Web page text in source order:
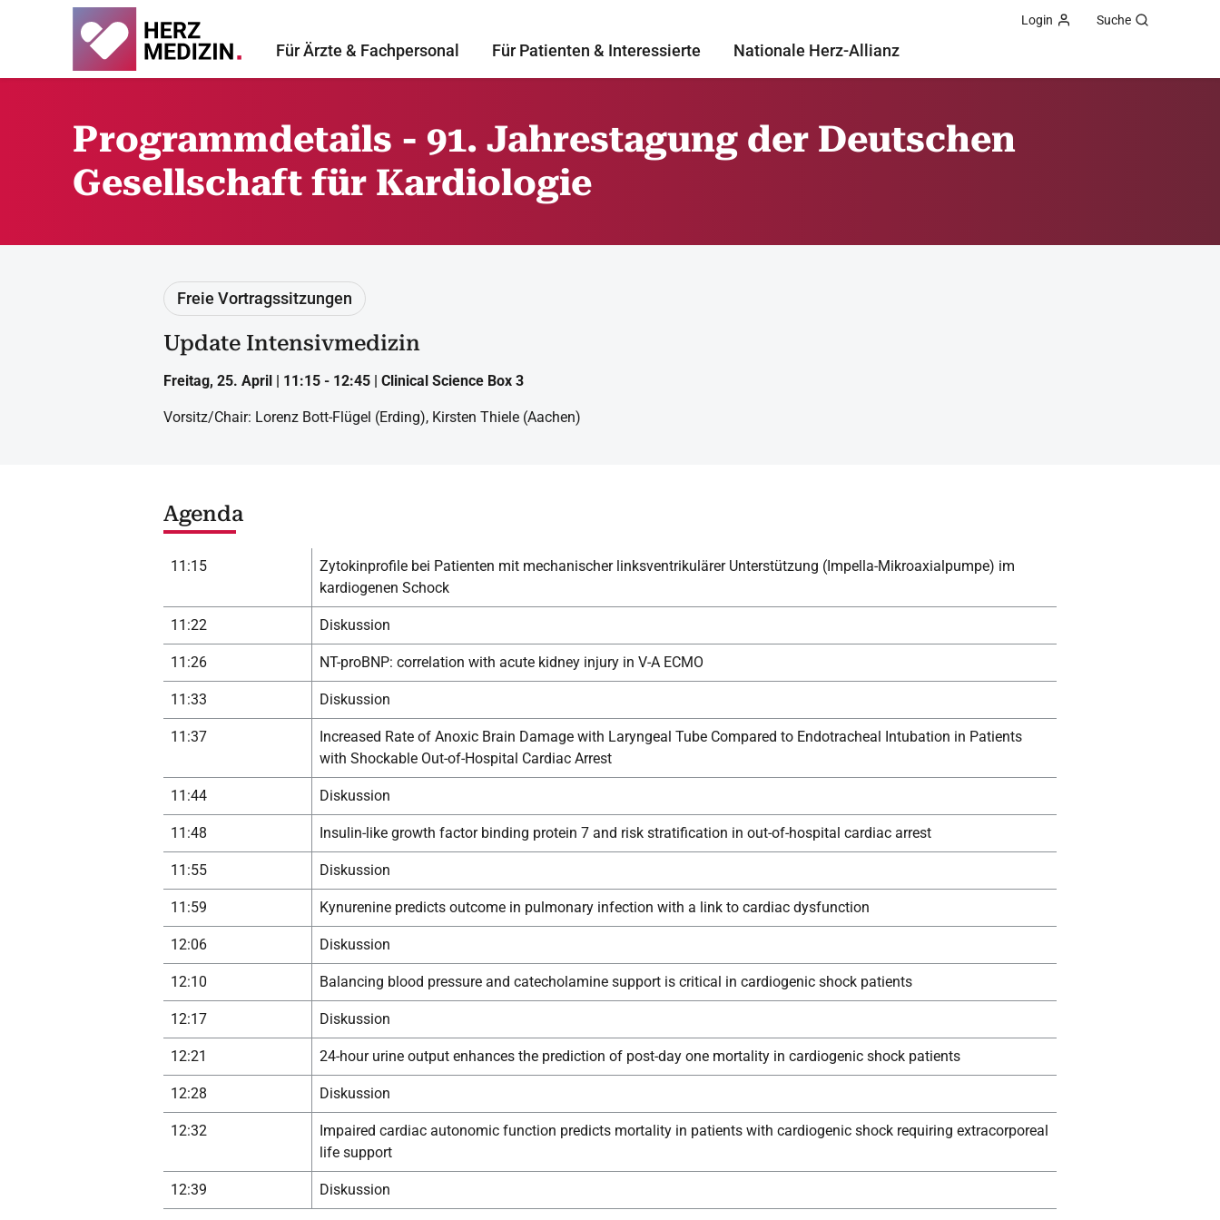
Für Ärzte & Fachpersonal Für Patienten & Interessierte Nationale Herz-Allianz
Login Suche
Programmdetails - 91. Jahrestagung der Deutschen
Gesellschaft für Kardiologie
Freie Vortragssitzungen
Update Intensivmedizin
Freitag, 25. April | 11:15 - 12:45 | Clinical Science Box 3
Vorsitz/Chair: Lorenz Bott-Flügel (Erding), Kirsten Thiele (Aachen)
Agenda
11:15
Zytokinprofile bei Patienten mit mechanischer linksventrikulärer Unterstützung (Impella-Mikroaxialpumpe) im
kardiogenen Schock
11:22 Diskussion
11:26 NT-proBNP: correlation with acute kidney injury in V-A ECMO
11:33 Diskussion
11:37
Increased Rate of Anoxic Brain Damage with Laryngeal Tube Compared to Endotracheal Intubation in Patients
with Shockable Out-of-Hospital Cardiac Arrest
11:44 Diskussion
11:48 Insulin-like growth factor binding protein 7 and risk stratification in out-of-hospital cardiac arrest
11:55 Diskussion
11:59 Kynurenine predicts outcome in pulmonary infection with a link to cardiac dysfunction
12:06 Diskussion
12:10 Balancing blood pressure and catecholamine support is critical in cardiogenic shock patients
12:17 Diskussion
12:21 24-hour urine output enhances the prediction of post-day one mortality in cardiogenic shock patients
12:28 Diskussion
12:32
Impaired cardiac autonomic function predicts mortality in patients with cardiogenic shock requiring extracorporeal
life support
12:39 Diskussion